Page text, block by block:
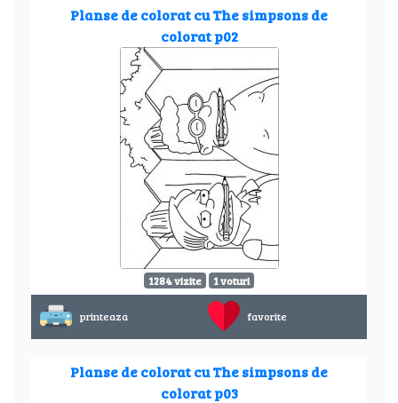
Planse de colorat cu The simpsons de
colorat p02
1284 vizite 1 voturi
printeaza favorite
Planse de colorat cu The simpsons de
colorat p03